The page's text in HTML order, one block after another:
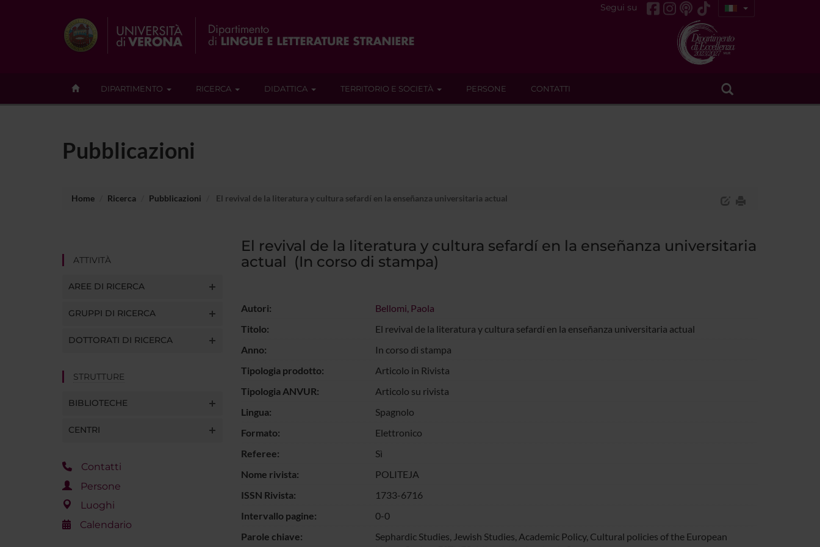
Segui su
DIPARTIMENTO RICERCA DIDATTICA TERRITORIO E SOCIETÀ PERSONE CONTATTI
Pubblicazioni
Home Ricerca Pubblicazioni El revival de la literatura y cultura sefardí en la enseñanza universitaria actual
ATTIVITÀ
AREE DI RICERCA
GRUPPI DI RICERCA
DOTTORATI DI RICERCA
STRUTTURE
BIBLIOTECHE
CENTRI
Contatti
Persone
Luoghi
Calendario
El revival de la literatura y cultura sefardí en la enseñanza universitaria
actual (In corso di stampa)
Autori:
Bellomi, Paola
Titolo:
El revival de la literatura y cultura sefardí en la enseñanza universitaria actual
Anno:
In corso di stampa
Tipologia prodotto:
Articolo in Rivista
Tipologia ANVUR:
Articolo su rivista
Lingua:
Spagnolo
Formato:
Elettronico
Referee:
Sì
Nome rivista:
POLITEJA
ISSN Rivista:
1733-6716
Intervallo pagine:
0-0
Parole chiave:
Sephardic Studies, Jewish Studies, Academic Policy, Cultural policies of the European